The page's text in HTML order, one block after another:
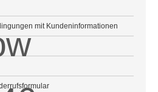
mit Kundeninformationen